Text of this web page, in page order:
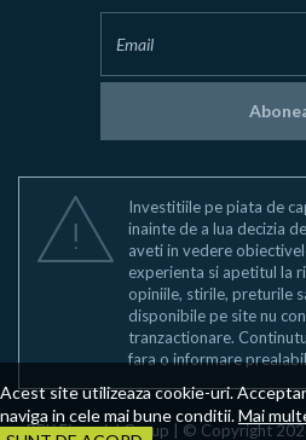
Investitiile pe piata de
inainte de a lua decizia
aveti in vedere
experienta si apetitul la
opiniile, stirile, preturile
disponibile pe site nu
tranzactionare.
fara o informare
BRK Financial Group | © Copyright
Acest site utilizeaza cookie-uri.
naviga in cele mai bune conditii.Mai